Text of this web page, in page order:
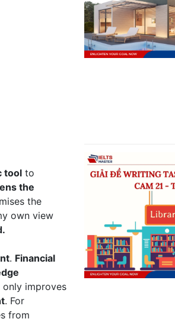
tool to
the
the
own view
. Financial
improves
. For
from